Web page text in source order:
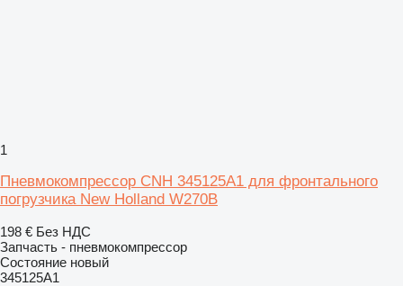
1
Пневмокомпрессор CNH 345125A1 для фронтального
погрузчика New Holland W270B
198 € Без НДС
Запчасть - пневмокомпрессор
Состояние новый
345125A1